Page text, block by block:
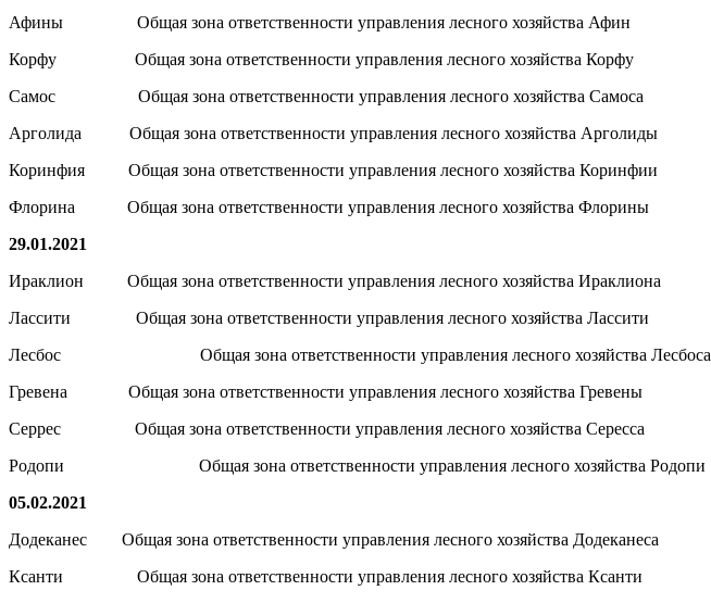
Афины Общая зона ответственности управления лесного хозяйства Афин
Корфу Общая зона ответственности управления лесного хозяйства Корфу
Самос Общая зона ответственности управления лесного хозяйства Самоса
Арголида Общая зона ответственности управления лесного хозяйства Арголиды
Коринфия Общая зона ответственности управления лесного хозяйства Коринфии
Флорина Общая зона ответственности управления лесного хозяйства Флорины
29.01.2021
Ираклион Общая зона ответственности управления лесного хозяйства Ираклиона
Лассити Общая зона ответственности управления лесного хозяйства Лассити
Лесбос Общая зона ответственности управления лесного хозяйства Лесбоса
Гревена Общая зона ответственности управления лесного хозяйства Гревены
Серрес Общая зона ответственности управления лесного хозяйства Сересса
Родопи Общая зона ответственности управления лесного хозяйства Родопи
05.02.2021
Додеканес Общая зона ответственности управления лесного хозяйства Додеканеса
Ксанти Общая зона ответственности управления лесного хозяйства Ксанти